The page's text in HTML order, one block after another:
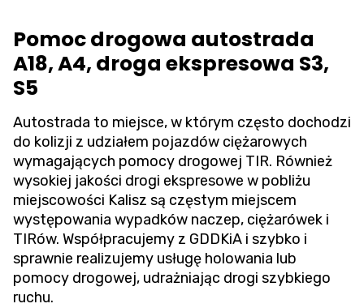
Pomoc drogowa autostrada
A18, A4, droga ekspresowa S3,
S5
Autostrada to miejsce, w którym często dochodzi
do kolizji z udziałem pojazdów ciężarowych
wymagających pomocy drogowej TIR. Również
wysokiej jakości drogi ekspresowe w pobliżu
miejscowości Kalisz są częstym miejscem
występowania wypadków naczep, ciężarówek i
TIRów. Współpracujemy z GDDKiA i szybko i
sprawnie realizujemy usługę holowania lub
pomocy drogowej, udrażniając drogi szybkiego
ruchu.